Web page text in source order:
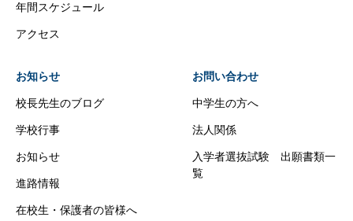
年間スケジュール
アクセス
お知らせ
校長先生のブログ
学校行事
お知らせ
進路情報
在校生・保護者の皆様へ
お問い合わせ
中学生の方へ
法人関係
入学者選抜試験 出願書類一
覧